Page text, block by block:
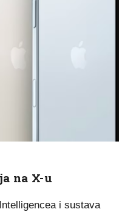
na X-u
i sustava